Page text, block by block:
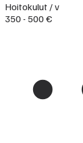
Hoitokulut / v
350 - 500 €